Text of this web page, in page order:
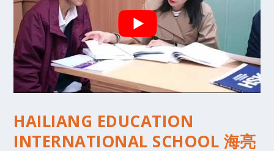
HAILIANG EDUCATION
INTERNATIONAL SCHOOL 海亮